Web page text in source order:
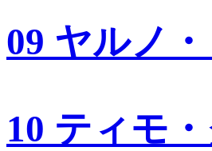
09 ヤルノ
10 ティモ